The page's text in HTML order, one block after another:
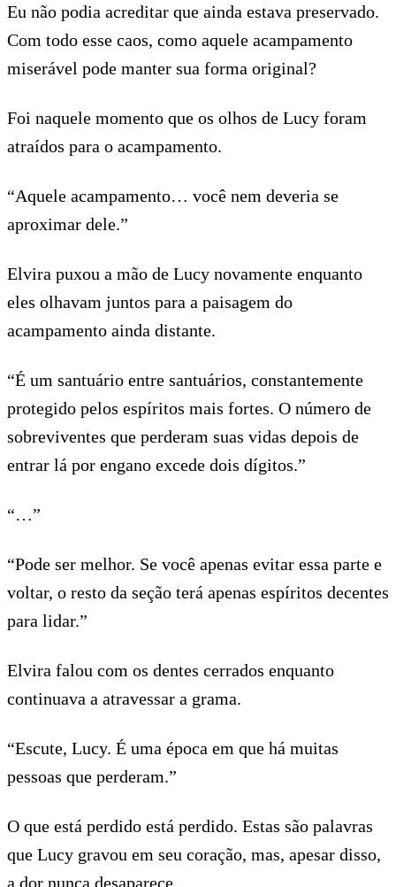
Eu não podia acreditar que ainda estava preservado.
Com todo esse caos, como aquele acampamento
miserável pode manter sua forma original?
Foi naquele momento que os olhos de Lucy foram
atraídos para o acampamento.
“Aquele acampamento… você nem deveria se
aproximar dele.”
Elvira puxou a mão de Lucy novamente enquanto
eles olhavam juntos para a paisagem do
acampamento ainda distante.
“É um santuário entre santuários, constantemente
protegido pelos espíritos mais fortes. O número de
sobreviventes que perderam suas vidas depois de
entrar lá por engano excede dois dígitos.”
“…”
“Pode ser melhor. Se você apenas evitar essa parte e
voltar, o resto da seção terá apenas espíritos decentes
para lidar.”
Elvira falou com os dentes cerrados enquanto
continuava a atravessar a grama.
“Escute, Lucy. É uma época em que há muitas
pessoas que perderam.”
O que está perdido está perdido. Estas são palavras
que Lucy gravou em seu coração, mas, apesar disso,
a dor nunca desaparece.